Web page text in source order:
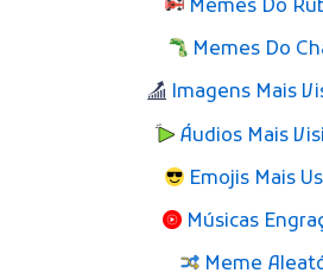
Memes Do
Memes Do
Imagens Mais
Áudios Mais
Emojis Mais
Músicas
Meme